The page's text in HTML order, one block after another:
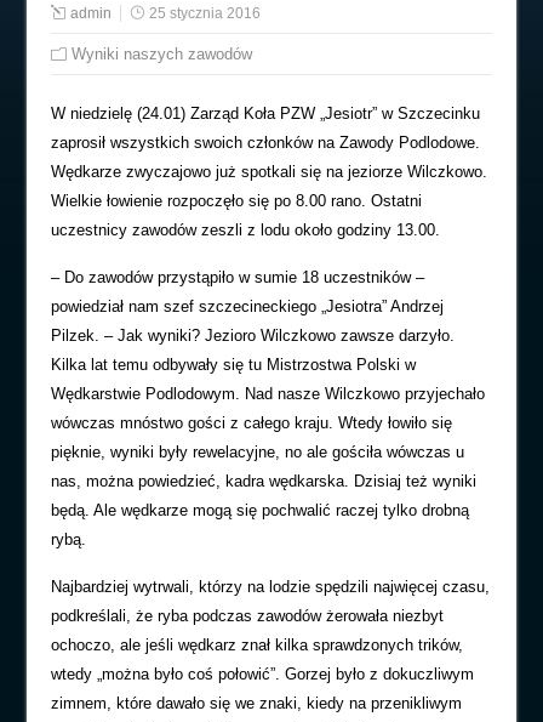
admin 25 stycznia 2016
Wyniki naszych zawodów
W niedzielę (24.01) Zarząd Koła PZW „Jesiotr” w Szczecinku
zaprosił wszystkich swoich członków naZawody Podlodowe.
Wędkarze zwyczajowo już spotkali się na jeziorze Wilczkowo.
Wielkie łowienie rozpoczęło się po 8.00 rano. Ostatni
uczestnicy zawodów zeszli z lodu około godziny 13.00.
– Do zawodów przystąpiło w sumie 18 uczestników –
powiedział nam szef szczecineckiego „Jesiotra” Andrzej
Pilzek. – Jak wyniki? Jezioro Wilczkowo zawsze darzyło.
Kilka lat temu odbywały się tu Mistrzostwa Polski w
Wędkarstwie Podlodowym. Nad nasze Wilczkowo przyjechało
wówczas mnóstwo gości z całego kraju. Wtedy łowiło się
pięknie, wyniki były rewelacyjne, no ale gościła wówczas u
nas, można powiedzieć, kadra wędkarska. Dzisiaj też wyniki
będą. Ale wędkarze mogą się pochwalić raczej tylko drobną
rybą.
Najbardziej wytrwali, którzy na lodzie spędzili najwięcej czasu,
podkreślali, że ryba podczas zawodów żerowała niezbyt
ochoczo, ale jeśli wędkarz znał kilka sprawdzonych trików,
wtedy „można było coś połowić”. Gorzej było z dokuczliwym
zimnem, które dawało się we znaki, kiedy na przenikliwym